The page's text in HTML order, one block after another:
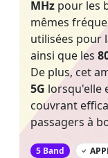
MHz pour les
mêmes
utilisées pour
ainsi que les
De plus, cet
5G lorsqu'elle
couvrant
passagers à
5 Band ‌